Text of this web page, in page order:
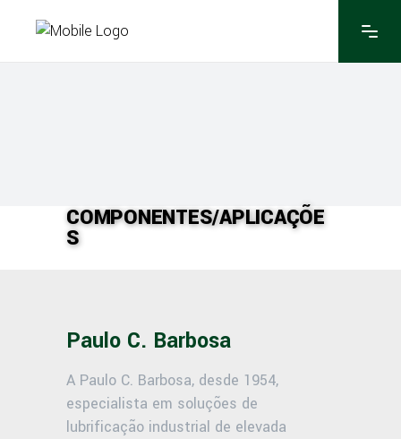
COMPONENTES/APLICAÇÕE
S
Paulo C. Barbosa
A Paulo C. Barbosa, desde 1954,
especialista em soluções de
lubrificação industrial de elevada